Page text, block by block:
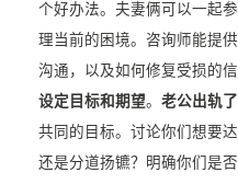
个好办法。夫妻俩可以一起
理当前的困境。咨询师能提
沟通，以及如何修复受损的信
设定目标和期望。 老公出轨
共同的目标。讨论你们想要
还是分道扬镳？明确你们是